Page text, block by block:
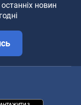
новин